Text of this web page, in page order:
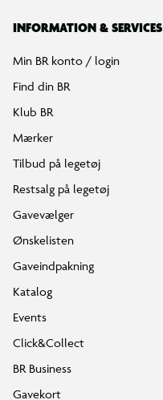
INFORMATION & SERVICES
Min BR konto / login
Find din BR
Klub BR
Mærker
Tilbud på legetøj
Restsalg på legetøj
Gavevælger
Ønskelisten
Gaveindpakning
Katalog
Events
Click&Collect
BR Business
Gavekort